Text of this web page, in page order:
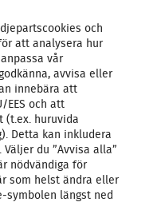
och
att analysera hur
vår
avvisa eller
innebära att
EES och att
(t.ex. huruvida
Detta kan inkludera
du ”Avvisa alla”
nödvändiga för
som helst ändra eller
längst ned